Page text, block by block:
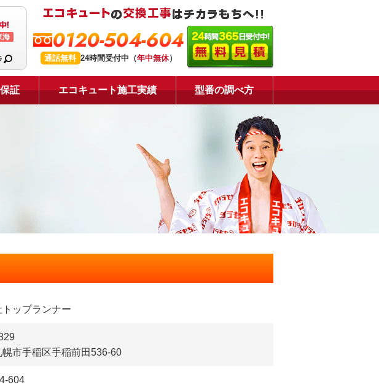
海
0120-504-604
通話無料 24時間受付中（年中無休）
証 エコキュート施工実績 型番の調べ方
ップランナー
幌市手稲区手稲前田536-60
604